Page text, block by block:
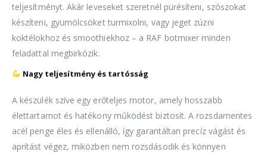
teljesítményt. Akár leveseket szeretnél pürésíteni, szószokat
készíteni, gyümölcsöket turmixolni, vagy jeget zúzni
koktélokhoz és smoothiekhoz – a RAF botmixer minden
feladattal megbirkózik.
Nagy teljesítmény és tartósság
A készülék szíve egy erőteljes motor, amely hosszabb
élettartamot és hatékony működést biztosít. A rozsdamentes
acél penge éles és ellenálló, így garantáltan precíz vágást és
aprítást végez, miközben nem rozsdásodik és könnyen